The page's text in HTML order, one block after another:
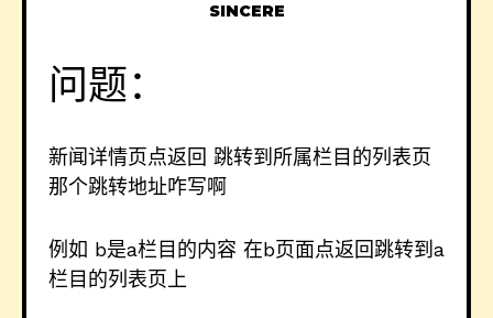
SINCERE
问题：
新闻详情页点返回 跳转到所属栏目的列表页
那个跳转地址咋写啊
例如 b是a栏目的内容 在b页面点返回跳转到a
栏目的列表页上